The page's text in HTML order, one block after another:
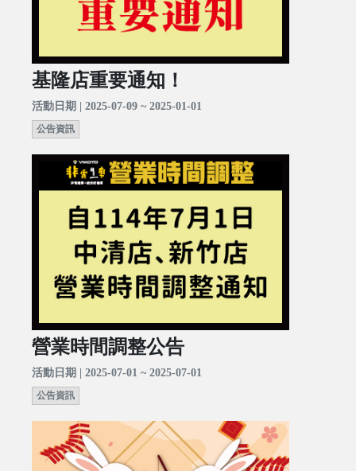
基隆店重要通知！
活動日期 | 2025-07-09 ~ 2025-01-01
公告資訊
營業時間調整公告
活動日期 | 2025-07-01 ~ 2025-07-01
公告資訊